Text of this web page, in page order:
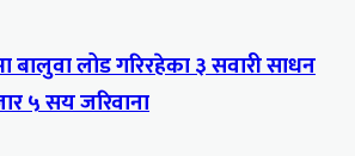
बालुवा लोड गरिरहेका ३ सवारी साधन
५ सय जरिवाना